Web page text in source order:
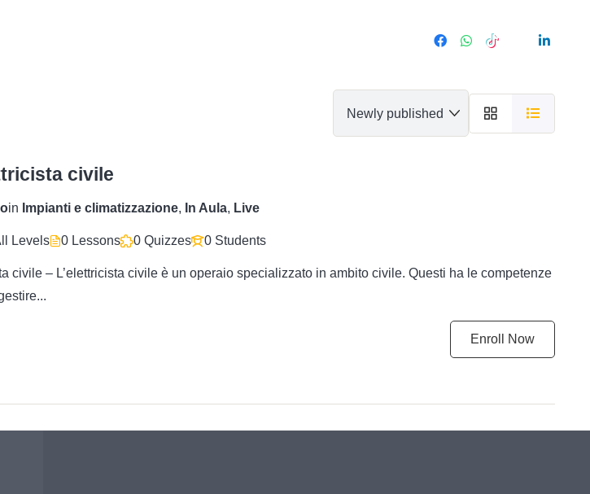
civile
in Impianti e climatizzazione, In Aula, Live
Levels 0 Lessons 0 Quizzes 0 Students
civile – L’elettricista civile è un operaio specializzato in ambito civile. Questi ha le competenze
Enroll Now